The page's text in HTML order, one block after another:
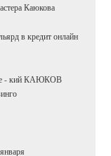
Каюкова
в кредит онлайн
- кий КАЮКОВ